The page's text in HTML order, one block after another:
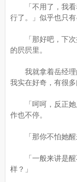
「不用了，我看
行了。」似乎也只
「那好吧，下次
的屄屄里。
我就拿着岳经理
我实在好奇，有很多
「呵呵，反正她
作也不停。
「那你不怕她醒
「一般来讲是醒
样？」